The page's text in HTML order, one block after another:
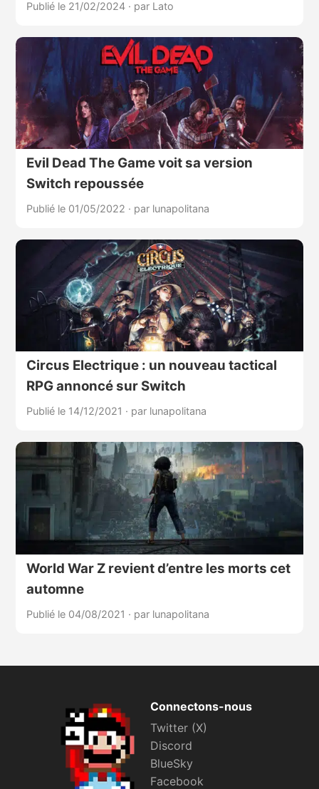
Publié le 21/02/2024 · par Lato
Evil Dead The Game voit sa version
Switch repoussée
Publié le 01/05/2022 · par lunapolitana
Circus Electrique : un nouveau tactical
RPG annoncé sur Switch
Publié le 14/12/2021 · par lunapolitana
World War Z revient d’entre les morts cet
automne
Publié le 04/08/2021 · par lunapolitana
Connectons-nous
Twitter (X)
Discord
BlueSky
Facebook